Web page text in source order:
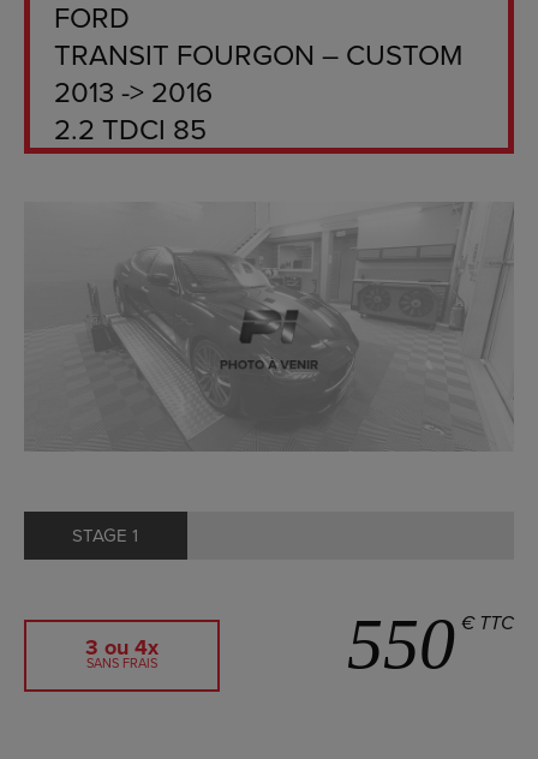
FORD
TRANSIT FOURGON – CUSTOM
2013 -> 2016
2.2 TDCI 85
STAGE 1
3 ou 4x
SANS FRAIS 550 € TTC